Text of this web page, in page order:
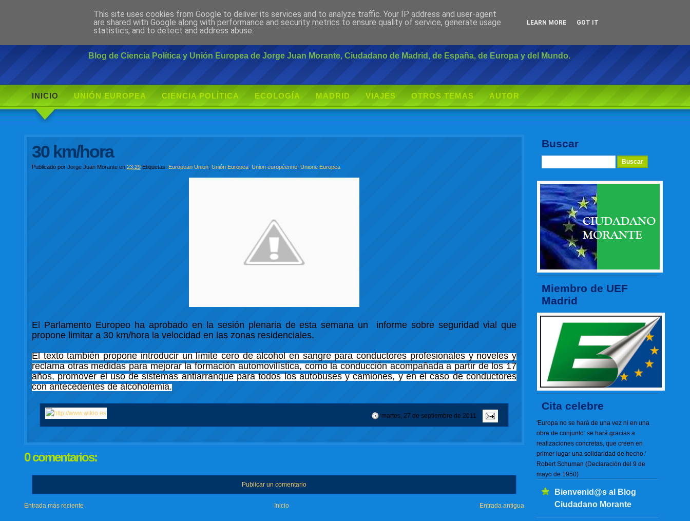
Ciudadano Morante
Blog de Ciencia Política y Unión Europea de Jorge Juan Morante, Ciudadano de Madrid, de España, de Europa y del Mundo.
INICIO UNIÓN EUROPEA CIENCIA POLÍTICA ECOLOGÍA MADRID VIAJES OTROS TEMAS AUTOR
Buscar
Miembro de UEF
Madrid
Cita celebre
'Europa no se hará de una vez ni en una
obra de conjunto: se hará gracias a
realizaciones concretas, que creen en
primer lugar una solidaridad de hecho.'
Robert Schuman (Declaración del 9 de
mayo de 1950)
Bienvenid@s al Blog
Ciudadano Morante
30 km/hora
Publicado porJorge Juan Morante en23:29 Etiquetas: European Union ,Unión Europea ,Union européenne ,Unione Europea
El Parlamento Europeo ha aprobado en la sesión plenaria de esta semana un informe sobre seguridad vial que
propone limitar a 30 km/hora la velocidad en las zonas residenciales.
El texto también propone introducir un límite cero de alcohol en sangre para conductores profesionales y noveles y
reclama otras medidas para mejorar la formación automovilística, como la conducción acompañada a partir de los 17
años, promover el uso de sistemas antiarranque para todos los autobuses y camiones, y en el caso de conductores
con antecedentes de alcoholemia.
martes, 27 de septiembre de 2011
0 comentarios:
Publicar un comentario
Entrada más reciente Entrada antigua
Inicio
This site uses cookies from Google to deliver its services and to analyze traffic. Your IP address and user-agent
are shared with Google along with performance and security metrics to ensure quality of service, generate usage
statistics, and to detect and address abuse.
LEARN MORE GOT IT